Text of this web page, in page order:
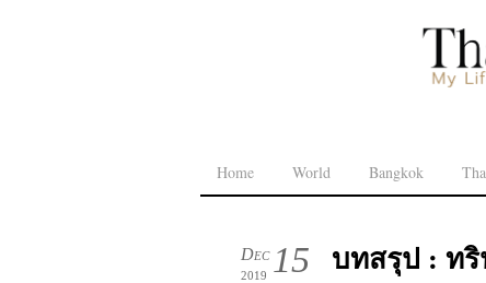
Home World Bangkok
15
Dec
2019 บทสรุป : ทริ